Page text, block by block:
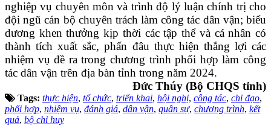
nghiệp vụ chuyên môn và trình độ lý luận chính trị cho
đội ngũ cán bộ chuyên trách làm công tác dân vận; biểu
dương khen thưởng kịp thời các tập thể và cá nhân có
thành tích xuất sắc, phấn đâu thực hiện thắng lợi các
nhiệm vụ đề ra trong chương trình phối hợp làm công
tác dân vận trên địa bàn tỉnh trong năm 2024.
Đức Thúy (Bộ CHQS tỉnh)
Tags: thực hiện, tổ chức, triển khai, hội nghị, công tác, chỉ đạo,
phối hợp, nhiệm vụ, đánh giá, dân vận, quân sự, chương trình, kết
quả, bộ chỉ huy